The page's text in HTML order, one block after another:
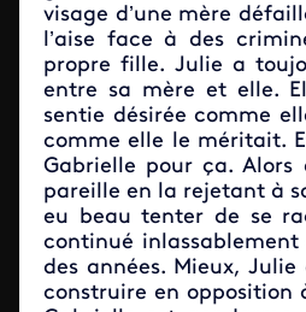
visage d’une mère
l’aise face à des
propre fille. Julie a
entre sa mère et elle.
sentie désirée comme
comme elle le méritait.
Gabrielle pour ça.
pareille en la rejetant à
eu beau tenter de se
continué
des années. Mieux,
construire en opposition